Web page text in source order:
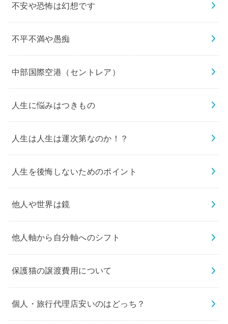
不安や恐怖は幻想です
不平不満や愚痴
中部国際空港（セントレア）
人生に悩みはつきもの
人生は人生は運次第なのか！？
人生を後悔しないためのポイント
他人や世界は鏡
他人軸から自分軸へのシフト
保護猫の譲渡費用について
個人・旅行代理店安いのはどっち？